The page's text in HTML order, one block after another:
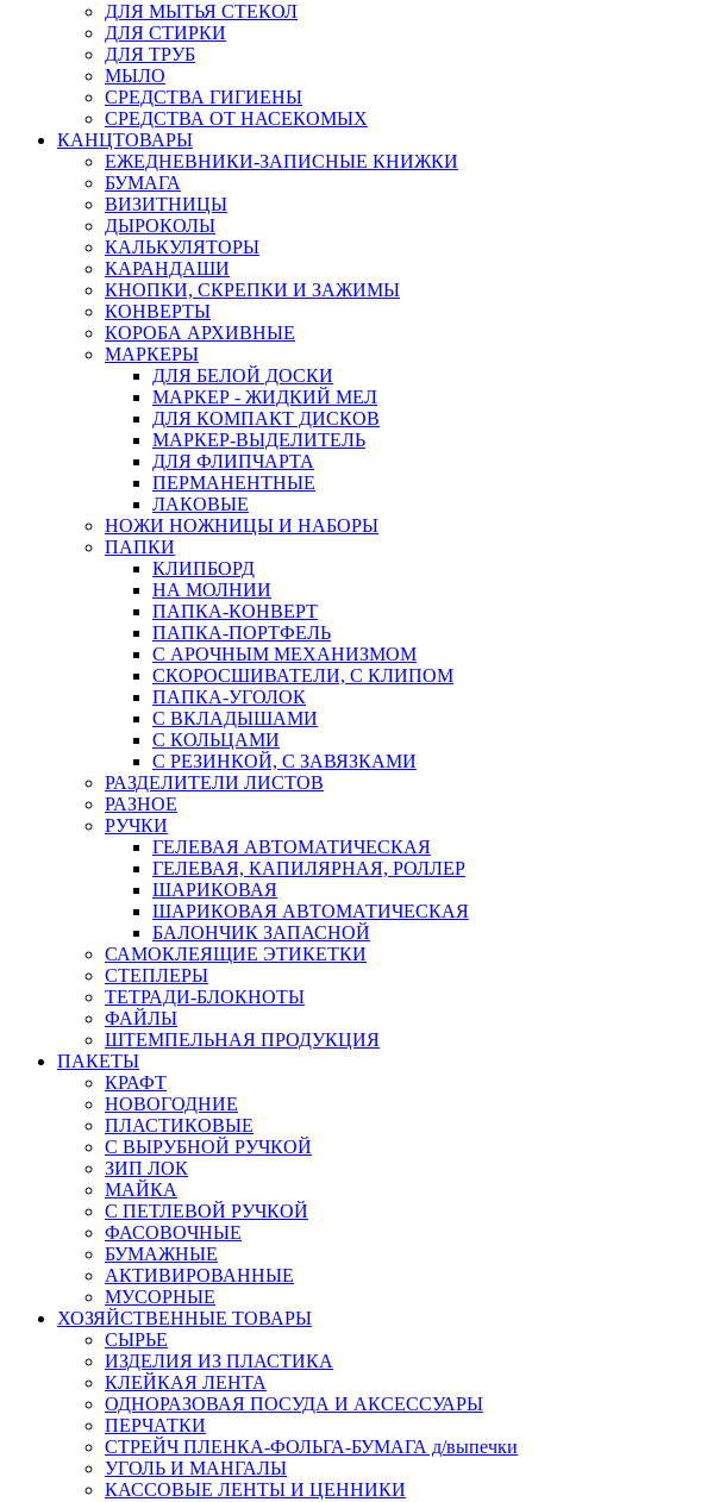
ДЛЯ МЫТЬЯ СТЕКОЛ
ДЛЯ СТИРКИ
ДЛЯ ТРУБ
МЫЛО
СРЕДСТВА ГИГИЕНЫ
СРЕДСТВА ОТ НАСЕКОМЫХ
КАНЦТОВАРЫ
ЕЖЕДНЕВНИКИ-ЗАПИСНЫЕ КНИЖКИ
БУМАГА
ВИЗИТНИЦЫ
ДЫРОКОЛЫ
КАЛЬКУЛЯТОРЫ
КАРАНДАШИ
КНОПКИ, СКРЕПКИ И ЗАЖИМЫ
КОНВЕРТЫ
КОРОБА АРХИВНЫЕ
МАРКЕРЫ
ДЛЯ БЕЛОЙ ДОСКИ
МАРКЕР - ЖИДКИЙ МЕЛ
ДЛЯ КОМПАКТ ДИСКОВ
МАРКЕР-ВЫДЕЛИТЕЛЬ
ДЛЯ ФЛИПЧАРТА
ПЕРМАНЕНТНЫЕ
ЛАКОВЫЕ
НОЖИ НОЖНИЦЫ И НАБОРЫ
ПАПКИ
КЛИПБОРД
НА МОЛНИИ
ПАПКА-КОНВЕРТ
ПАПКА-ПОРТФЕЛЬ
С АРОЧНЫМ МЕХАНИЗМОМ
СКОРОСШИВАТЕЛИ, С КЛИПОМ
ПАПКА-УГОЛОК
С ВКЛАДЫШАМИ
С КОЛЬЦАМИ
С РЕЗИНКОЙ, С ЗАВЯЗКАМИ
РАЗДЕЛИТЕЛИ ЛИСТОВ
РАЗНОЕ
РУЧКИ
ГЕЛЕВАЯ АВТОМАТИЧЕСКАЯ
ГЕЛЕВАЯ, КАПИЛЯРНАЯ, РОЛЛЕР
ШАРИКОВАЯ
ШАРИКОВАЯ АВТОМАТИЧЕСКАЯ
БАЛОНЧИК ЗАПАСНОЙ
САМОКЛЕЯЩИЕ ЭТИКЕТКИ
СТЕПЛЕРЫ
ТЕТРАДИ-БЛОКНОТЫ
ФАЙЛЫ
ШТЕМПЕЛЬНАЯ ПРОДУКЦИЯ
ПАКЕТЫ
КРАФТ
НОВОГОДНИЕ
ПЛАСТИКОВЫЕ
С ВЫРУБНОЙ РУЧКОЙ
ЗИП ЛОК
МАЙКА
С ПЕТЛЕВОЙ РУЧКОЙ
ФАСОВОЧНЫЕ
БУМАЖНЫЕ
АКТИВИРОВАННЫЕ
МУСОРНЫЕ
ХОЗЯЙСТВЕННЫЕ ТОВАРЫ
СЫРЬЕ
ИЗДЕЛИЯ ИЗ ПЛАСТИКА
КЛЕЙКАЯ ЛЕНТА
ОДНОРАЗОВАЯ ПОСУДА И АКСЕССУАРЫ
ПЕРЧАТКИ
СТРЕЙЧ ПЛЕНКА-ФОЛЬГА-БУМАГА д/выпечки
УГОЛЬ И МАНГАЛЫ
КАССОВЫЕ ЛЕНТЫ И ЦЕННИКИ